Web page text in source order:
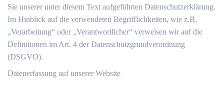
Sie unserer unter diesem Text aufgeführten Datenschutzerklärung.
Im Hinblick auf die verwendeten Begrifflichkeiten, wie z.B.
„Verarbeitung“ oder „Verantwortlicher“ verweisen wir auf die
Definitionen im Art. 4 der Datenschutzgrundverordnung
(DSGVO).
Datenerfassung auf unserer Website